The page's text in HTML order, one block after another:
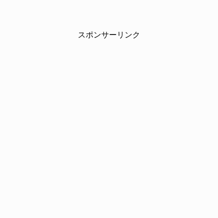
スポンサーリンク